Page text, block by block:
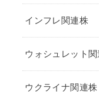
インフレ関連株
ウォシュレット
ウクライナ関連株